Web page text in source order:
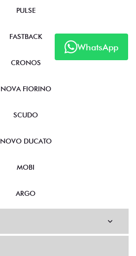
WhatsApp
PULSE
FASTBACK
CRONOS
NOVA FIORINO
SCUDO
NOVO DUCATO
MOBI
ARGO